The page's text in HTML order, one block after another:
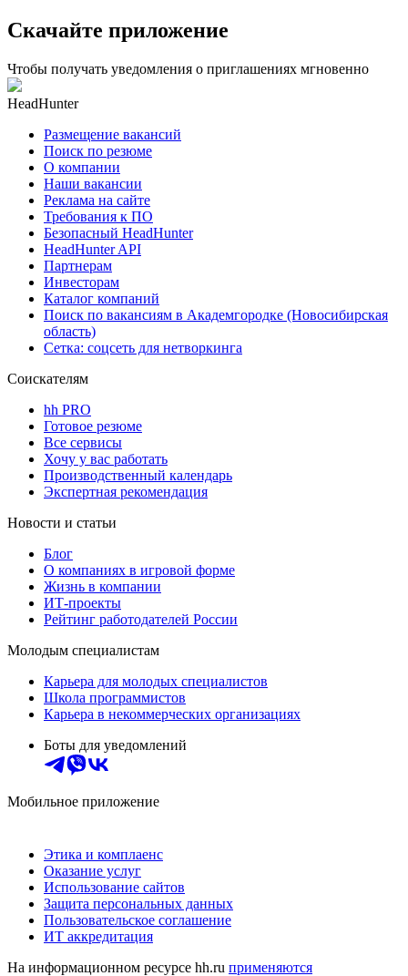
Скачайте приложение
Чтобы получать уведомления о приглашениях мгновенно
HeadHunter
Размещение вакансий
Поиск по резюме
О компании
Наши вакансии
Реклама на сайте
Требования к ПО
Безопасный HeadHunter
HeadHunter API
Партнерам
Инвесторам
Каталог компаний
Поиск по вакансиям в Академгородке (Новосибирская
область)
Сетка: соцсеть для нетворкинга
Соискателям
hh PRO
Готовое резюме
Все сервисы
Хочу у вас работать
Производственный календарь
Экспертная рекомендация
Новости и статьи
Блог
О компаниях в игровой форме
Жизнь в компании
ИТ-проекты
Рейтинг работодателей России
Молодым специалистам
Карьера для молодых специалистов
Школа программистов
Карьера в некоммерческих организациях
Боты для уведомлений
Мобильное приложение
Этика и комплаенс
Оказание услуг
Использование сайтов
Защита персональных данных
Пользовательское соглашение
ИТ аккредитация
На информационном ресурсе hh.ru применяются